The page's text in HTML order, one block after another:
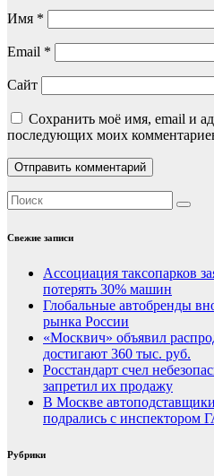
Имя *
Email *
Сайт
Сохранить моё имя, email и
последующих моих
Свежие записи
Ассоциация таксопарков
потерять 30% машин
Глобальные автобренды
рынка России
«Москвич» объявил
достигают 360 тыс. руб.
Росстандарт счел
запретил их продажу
В Москве
подрались с инспектором
Рубрики